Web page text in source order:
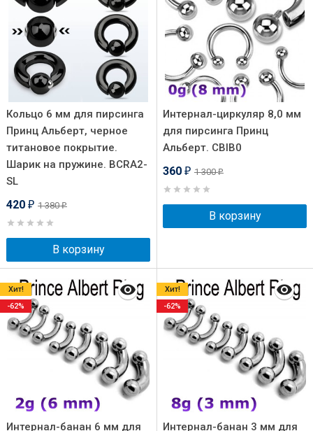
Кольцо 6 мм для пирсинга
Принц Альберт, черное
титановое покрытие.
Шарик на пружине. BCRA2-
SL
420 ₽ 1 380₽
В корзину
Интернал-циркуляр 8,0 мм
для пирсинга Принц
Альберт. CBIB0
360 ₽ 1 300₽
В корзину
Интернал-банан 6 мм для
Хит!
-62%
Интернал-банан 3 мм для
Хит!
-62%